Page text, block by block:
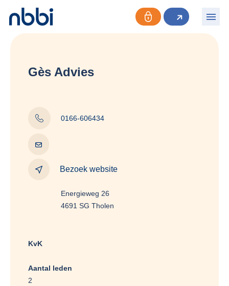
Gès Advies
0166-606434
Bezoek website
Energieweg 26
4691 SG Tholen
KvK
Aantal leden
2